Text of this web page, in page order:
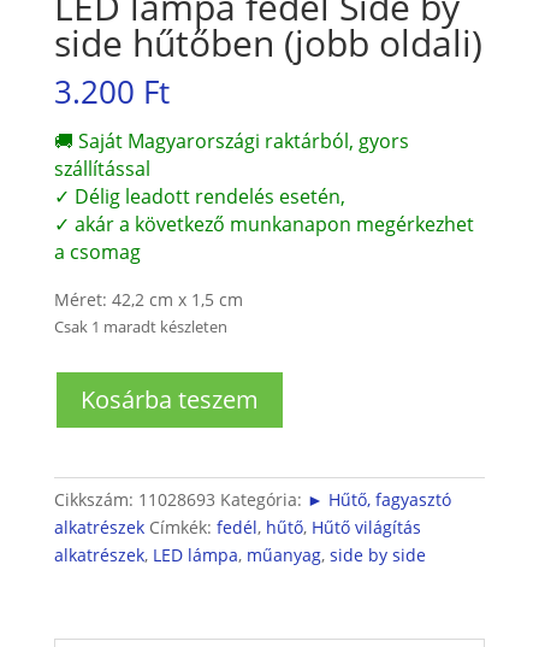
side hűtőben (jobb oldali)
3.200 Ft
🚚 Saját Magyarországi raktárból, gyors
szállítással
✓ Délig leadott rendelés esetén,
✓ akár a következő munkanapon megérkezhet
a csomag
Méret: 42,2 cm x 1,5 cm
Csak 1 maradt készleten
lámpa
by
side
hűtőben
Kosárba teszem
Cikkszám: 11028693 Kategória: ► Hűtő, fagyasztó
alkatrészek Címkék: fedél, hűtő, Hűtő világítás
alkatrészek, LED lámpa, műanyag, side by side